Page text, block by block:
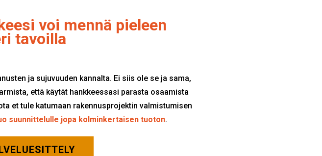
voi mennä pieleen
tavoilla
ja sujuvuuden kannalta. Ei siis ole se ja sama,
että käytät hankkeessasi parasta osaamista
et tule katumaan rakennusprojektin valmistumisen
suunnittelulle jopa kolminkertaisen tuoton.